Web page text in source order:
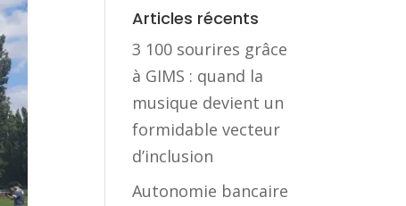
Articles récents
3 100 sourires grâce
à GIMS : quand la
musique devient un
formidable vecteur
d’inclusion
Autonomie bancaire